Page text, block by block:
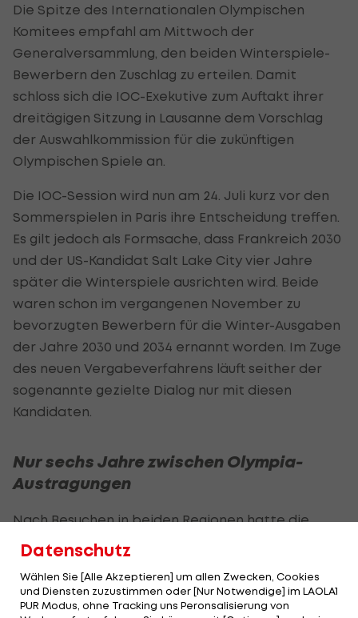
Die Spitze des Internationalen Olympischen
Komitees empfahl am Mittwoch der
Generalversammlung, den beiden Winterspiele-
Bewerbern den Zuschlag zu erteilen. Damit
schloss sich die IOC-Exekutive zum Auftakt ihrer
dreitägigen Sitzung in Lausanne dem Vorschlag
der Auswahlkommission für die zukünftigen
Olympischen Spiele an.
Die IOC-Session wird nun am 24. Juli kurz vor den
Sommerspielen in Paris ihre Entscheidung treffen.
Es gilt jedoch als Formsache, dass Frankreich 2030
und der US-Kandidat Salt Lake City vier Jahre
später die Winterspiele ausrichten wird. Beide
waren schon im vergangenen November zu
bevorzugten Bewerbern für die Winter-Ausgaben
der Jahre 2030 und 2034 ernannt worden. Im Zuge
des neuen Vergabeverfahrens läuft seither der
sogenannte gezielte Dialog nur mit diesen
Kandidaten.
Nur sechs Jahre zwischen Olympia-
Austragungen
Nach Besuchen in beiden Regionen hatte die
Auswahlkommission zuletzt die Pläne der
Wirtschaft und Öffentlichkeit gelobt. Außerdem
haben beide Kandidaten bereits Olympia-
Datenschutz
Wählen Sie [Alle Akzeptieren] um allen Zwecken, Cookies
und Diensten zuzustimmen oder [Nur Notwendige] im LAOLA1
PUR Modus, ohne Tracking uns Peronsalisierung von